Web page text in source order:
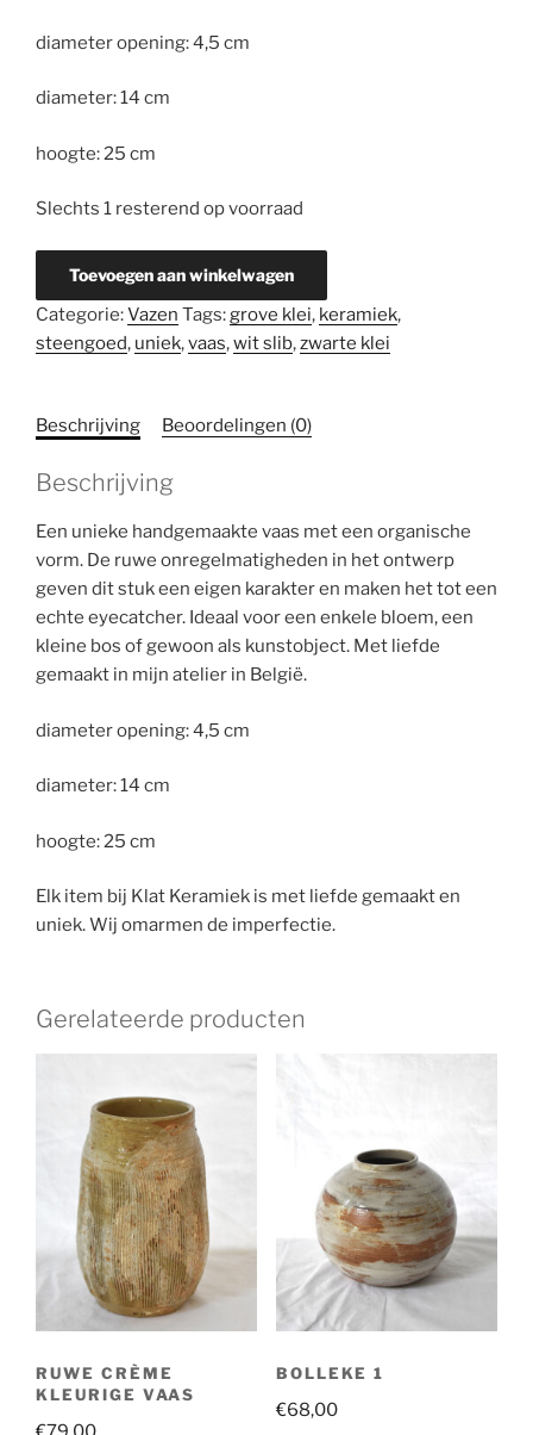
diameter opening: 4,5 cm
diameter: 14 cm
hoogte: 25 cm
Slechts 1 resterend op voorraad
Handgemaakte
vaas
aantal
Toevoegen aan winkelwagen
Categorie:Vazen Tags:grove klei, keramiek,
steengoed, uniek,vaas,wit slib,zwarte klei
Beschrijving Beoordelingen (0)
Beschrijving
Een unieke handgemaakte vaas met een organische
vorm. De ruwe onregelmatigheden in het ontwerp
geven dit stuk een eigen karakter en maken het tot een
echte eyecatcher. Ideaal voor een enkele bloem, een
kleine bos of gewoon als kunstobject. Met liefde
gemaakt in mijn atelier in België.
diameter opening: 4,5 cm
diameter: 14 cm
hoogte: 25 cm
Elk item bij Klat Keramiek is met liefde gemaakt en
uniek. Wij omarmen de imperfectie.
Gerelateerde producten
RUWE CRÈME
KLEURIGE VAAS
BOLLEKE 1
€68,00